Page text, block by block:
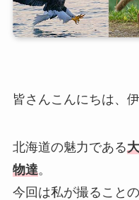
皆さんこんにちは、伊
北海道の魅力である
物達。
今回は私が撮ること